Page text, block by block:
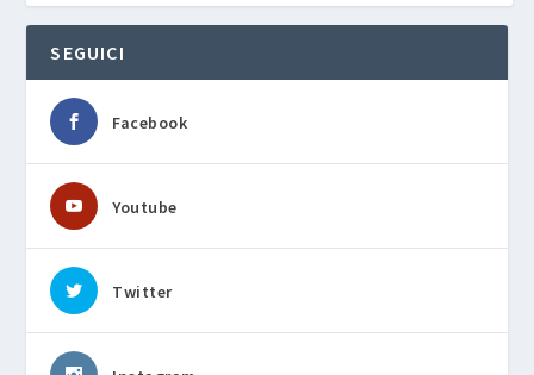
SEGUICI
Facebook
Youtube
Twitter